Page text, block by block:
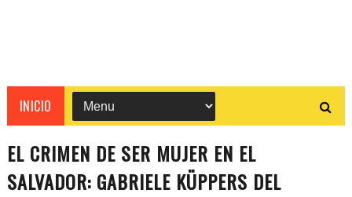
INICIO
EL CRIMEN DE SER MUJER EN EL
SALVADOR: GABRIELE KÜPPERS DEL